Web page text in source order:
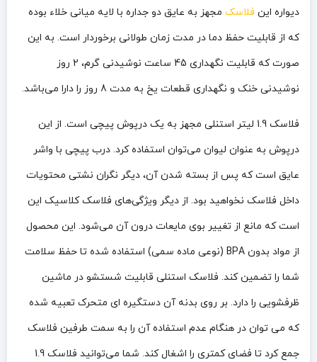
دیواره این فلاسک مجهز به عایق دو جداره با لایه میانی خلاء بوده
که از قابلیت حفظ دما در مدت زمان طولانی برخوردار است. به این
صورت که قابلیت نگهداری 45 ساعت نوشیدنی گرم، 2 روز
نوشیدنی خنک و نگهداری قطعات یخ به مدت 8 روز را دارا می‌باشد.
فلاسک 1.9 لیتر استنلی مجهز به یک درپوش پیچی است. از این
درپوش به عنوان لیوان می‌توان استفاده کرد. درب پیچی با واشر
عایق است که پس از بسته شدن آن، دیگر نگران نشتی محتویات
داخل فلاسک نخواهید بود. از دیگر ویژگی‌های فلاسک کلاسیک این
است که مانع از تغییر بوی مایعات درون آن می‌شود. این محصول
از مواد بدون BPA (نوعی ماده سمی) استفاده شده تا حفظ سلامت
شما را تضمین کند. فلاسک استنلی قابلیت شستشو در ماشین
ظرفشویی را دارد. بر روی بدنه آن دستگیره ای متحرک تعبیه شده
که می توان در هنگام عدم استفاده آن را به سمت طرفین فلاسک
جمع کرد تا فضای کمتری را اشغال کند. شما می‌توانید فلاسک 1.9